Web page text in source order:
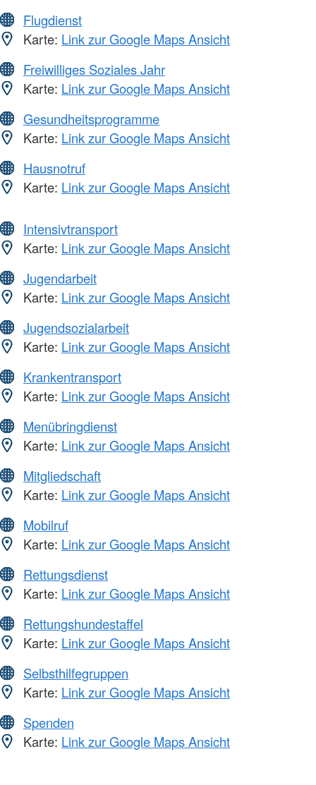
Flugdienst
Karte: Link zur Google Maps Ansicht
Freiwilliges Soziales Jahr
Karte: Link zur Google Maps Ansicht
Gesundheitsprogramme
Karte: Link zur Google Maps Ansicht
Hausnotruf
Karte: Link zur Google Maps Ansicht
Intensivtransport
Karte: Link zur Google Maps Ansicht
Jugendarbeit
Karte: Link zur Google Maps Ansicht
Jugendsozialarbeit
Karte: Link zur Google Maps Ansicht
Krankentransport
Karte: Link zur Google Maps Ansicht
Menübringdienst
Karte: Link zur Google Maps Ansicht
Mitgliedschaft
Karte: Link zur Google Maps Ansicht
Mobilruf
Karte: Link zur Google Maps Ansicht
Rettungsdienst
Karte: Link zur Google Maps Ansicht
Rettungshundestaffel
Karte: Link zur Google Maps Ansicht
Selbsthilfegruppen
Karte: Link zur Google Maps Ansicht
Spenden
Karte: Link zur Google Maps Ansicht